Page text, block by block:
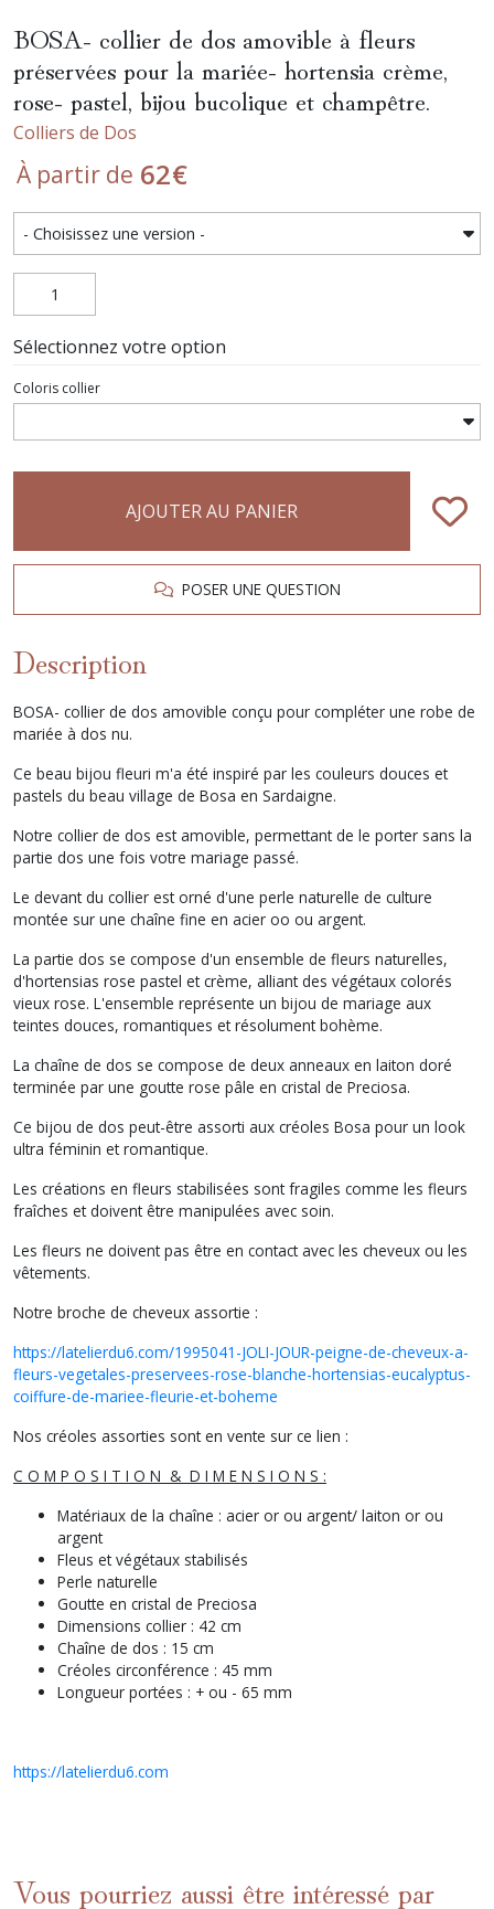
BOSA- collier de dos amovible à fleurs
préservées pour la mariée- hortensia crème,
rose- pastel, bijou bucolique et champêtre.
Colliers de Dos
À partir de 62€
Sélectionnez votre option
Coloris collier
AJOUTER AU PANIER
POSER UNE QUESTION
Description
BOSA- collier de dos amovible conçu pour compléter une robe de
mariée à dos nu.
Ce beau bijou fleuri m'a été inspiré par les couleurs douces et
pastels du beau village de Bosa en Sardaigne.
Notre collier de dos est amovible, permettant de le porter sans la
partie dos une fois votre mariage passé.
Le devant du collier est orné d'une perle naturelle de culture
montée sur une chaîne fine en acier oo ou argent.
La partie dos se compose d'un ensemble de fleurs naturelles,
d'hortensias rose pastel et crème, alliant des végétaux colorés
vieux rose. L'ensemble représente un bijou de mariage aux
teintes douces, romantiques et résolument bohème.
La chaîne de dos se compose de deux anneaux en laiton doré
terminée par une goutte rose pâle en cristal de Preciosa.
Ce bijou de dos peut-être assorti aux créoles Bosa pour un look
ultra féminin et romantique.
Les créations en fleurs stabilisées sont fragiles comme les fleurs
fraîches et doivent être manipulées avec soin.
Les fleurs ne doivent pas être en contact avec les cheveux ou les
vêtements.
Notre broche de cheveux assortie :
https://latelierdu6.com/1995041-JOLI-JOUR-peigne-de-cheveux-a-
fleurs-vegetales-preservees-rose-blanche-hortensias-eucalyptus-
coiffure-de-mariee-fleurie-et-boheme
Nos créoles assorties sont en vente sur ce lien :
C O M P O S I T I O N & D I M E N S I O N S :
Matériaux de la chaîne : acier or ou argent/ laiton or ou
argent
Fleus et végétaux stabilisés
Perle naturelle
Goutte en cristal de Preciosa
Dimensions collier : 42 cm
Chaîne de dos : 15 cm
Créoles circonférence : 45 mm
Longueur portées : + ou - 65 mm
https://latelierdu6.com
Vous pourriez aussi être intéressé par